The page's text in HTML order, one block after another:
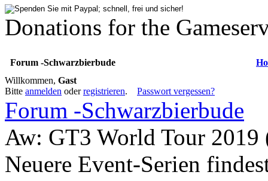
Donations for the
Forum -Schwarzbierbude
Willkommen, Gast
Bitte anmelden oderregistrieren. Passwort vergessen?
Forum -Schwarzbierbude
Aw: GT3 World Tour
Neuere Event-Serien